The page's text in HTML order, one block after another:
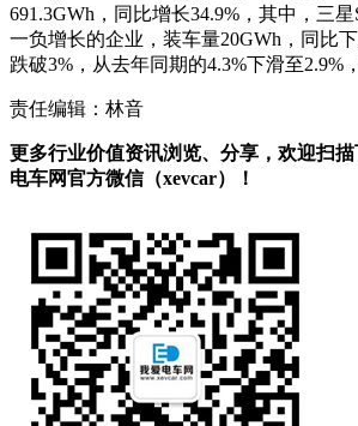
691.3GWh，同比增长34.9%，其中，三
一负增长的企业，装车量20GWh，同比
跌破3%，从去年同期的4.3%下滑至2.9%
责任编辑：林音
更多行业价值资讯浏览、分享，欢迎扫
电车网官方微信（xevcar）！